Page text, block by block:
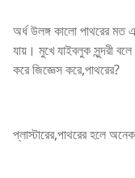
অর্ধ উলঙ্গ কালো পাথরের মত
যায়। মুখে যাইবলুক সুন্দরী
করে জিজ্ঞেস করে,পাথরের?
প্লাস্টারের,পাথরের হলে